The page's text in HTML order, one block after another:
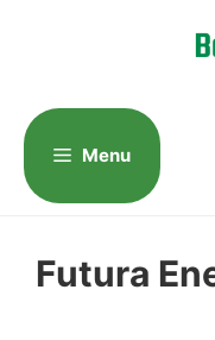
Menu
Futura